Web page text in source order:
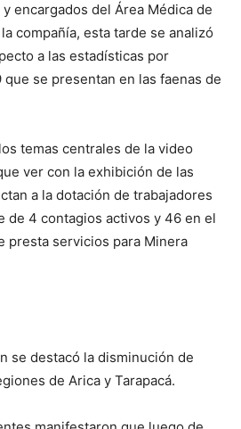
encargados del Área Médica de
compañía, esta tarde se analizó
a las estadísticas por
que se presentan en las faenas de
temas centrales de la video
ver con la exhibición de las
a la dotación de trabajadores
de 4 contagios activos y 46 en el
presta servicios para Minera
se destacó la disminución de
de Arica y Tarapacá.